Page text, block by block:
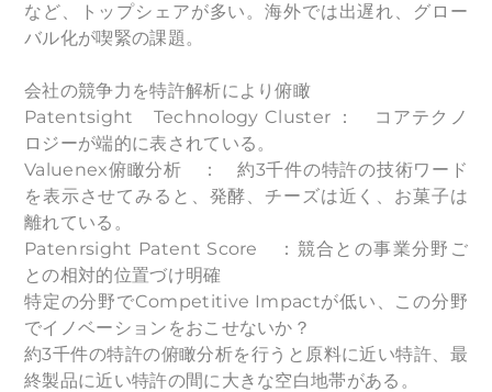
など、トップシェアが多い。海外では出遅れ、グロー
バル化が喫緊の課題。
会社の競争力を特許解析により俯瞰
Patentsight Technology Cluster ： コアテクノ
ロジーが端的に表されている。
Valuenex俯瞰分析 ： 約3千件の特許の技術ワード
を表示させてみると、発酵、チーズは近く、お菓子は
離れている。
Patenrsight Patent Score ：競合との事業分野ご
との相対的位置づけ明確
特定の分野でCompetitive Impactが低い、この分野
でイノベーションをおこせないか？
約3千件の特許の俯瞰分析を行うと原料に近い特許、最
終製品に近い特許の間に大きな空白地帯がある。